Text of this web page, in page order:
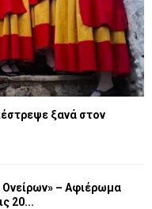
ξανά στον
– Αφιέρωμα
20...